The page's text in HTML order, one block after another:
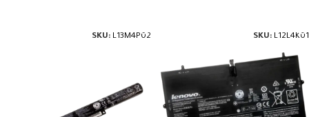
SKU: L12L4K01
SKU: L13M4P02